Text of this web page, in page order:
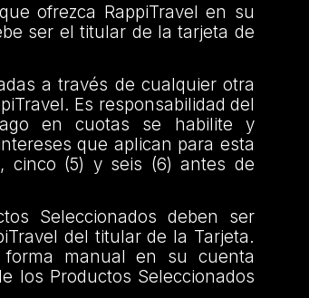
ofrezca RappiTravel en su
ser el titular de la tarjeta de
a través de cualquier otra
Es responsabilidad del
en cuotas se habilite y
que aplican para esta
cinco (5) y seis (6) antes de
Seleccionados deben ser
del titular de la Tarjeta.
manual en su cuenta
los Productos Seleccionados